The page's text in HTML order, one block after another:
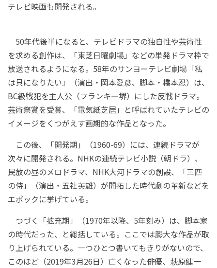
テレビ映画も開発される。
50年代後半になると、テレビドラマの独自性や芸術性
を求める創作は、「東芝日曜劇場」などの単発ドラマ枠で
放送されるようになる。58年のサンヨーテレビ劇場「私
は貝になりたい」（演出・岡本愛彦、脚本・橋本忍）は、
BC級戦犯を主人公（フランキー堺）にした反戦ドラマ。
芸術祭賞を受賞、「電気紙芝居」と呼ばれていたテレビの
イメージをくつがえす画期的な作品となった。
この後、「開発期」（1960-69）には、連続ドラマが
次々に開発される。NHKの連続テレビ小説（朝ドラ）、
民放の昼のメロドラマ、NHK大河ドラマの創設、「三匹
の侍」（演出・五社英雄）が開拓した時代劇の革新などを
エポックに挙げている。
つづく「拡充期」（1970年以降、5年刻み）は、脚本家
の時代だった、と総括している。ここでは膨大な作品が取
り上げられている。一つひとつ書いてもきりがないので、
このほど（2019年3月26日）亡くなった俳優、萩原健一